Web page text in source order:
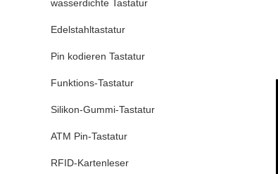
wasserdichte Tastatur
Edelstahltastatur
Pin kodieren Tastatur
Funktions-Tastatur
Silikon-Gummi-Tastatur
ATM Pin-Tastatur
RFID-Kartenleser